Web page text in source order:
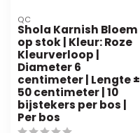
QC
Shola Karnish Bloem
op stok | Kleur: Roze
Kleurverloop |
Diameter 6
centimeter | Lengte ±
50 centimeter | 10
bijstekers per bos |
Per bos